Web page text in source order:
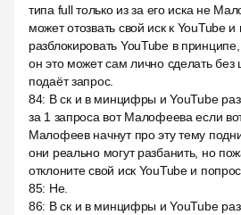
типа full только из за его иска не
может отозвать свой иск к YouTube и
разблокировать YouTube в
он это может сам лично сделать без
подаёт запрос.
84: В ск и в минцифры и YouTube
за 1 запроса вот Малофеева если
Малофеев начнут про эту тему
они реально могут разбанить, но
отклоните свой иск YouTube и
85: Не.
86: В ск и в минцифры и YouTube